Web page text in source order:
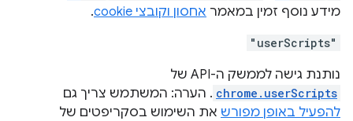
מידע נוסף זמין במאמר אחסון וקובצי cookie .
"userScripts"
נותנת גישה לממשק ה-API של
chrome.userScripts . הערה: המשתמש צריך גם
להפעיל באופן מפורש את השימוש בסקריפטים של